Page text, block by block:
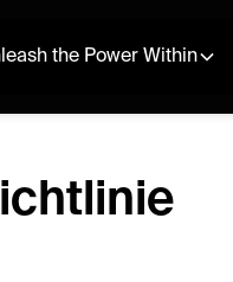
the Power Within